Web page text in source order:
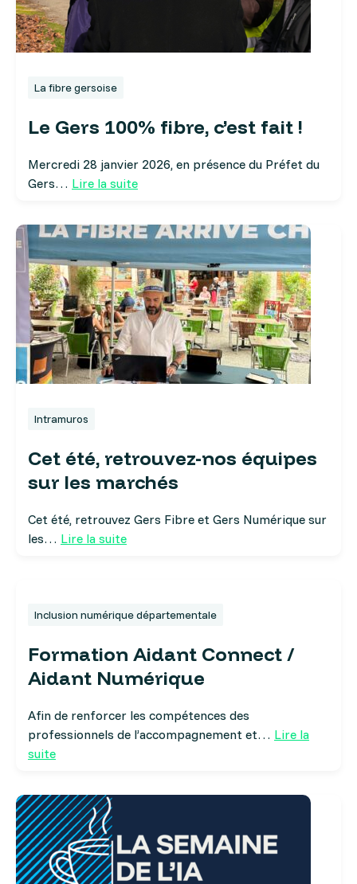
La fibre gersoise
Le Gers 100% fibre, c’est fait !
Mercredi 28 janvier 2026, en présence du Préfet du
Gers… Lire la suite
Intramuros
Cet été, retrouvez-nos équipes
sur les marchés
Cet été, retrouvez Gers Fibre et Gers Numérique sur
les… Lire la suite
Inclusion numérique départementale
Formation Aidant Connect /
Aidant Numérique
Afin de renforcer les compétences des
professionnels de l’accompagnement et… Lire la
suite